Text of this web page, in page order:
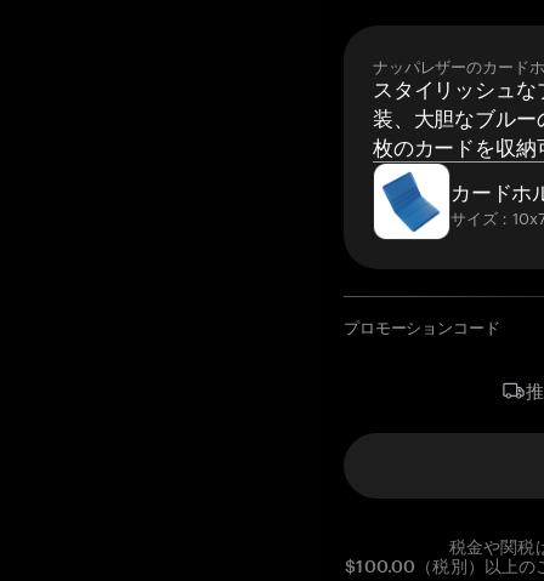
ナッパレザーのカード
スタイリッシュ
装、大胆なブルー
枚のカードを収納
カードホ
サイズ：
プロモーションコード
税金や関税
$100.00（税別）以上の